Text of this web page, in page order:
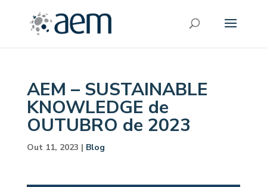
AEM – SUSTAINABLE
KNOWLEDGE de
OUTUBRO de 2023
Out 11, 2023 | Blog